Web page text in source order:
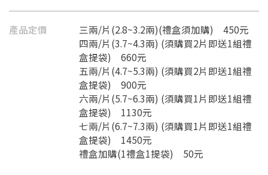
產品定價
三兩/片(2.8~3.2兩)(禮盒須加購) 450元
四兩/片(3.7~4.3兩) (須購買2片即送1組禮
盒提袋) 660元
五兩/片(4.7~5.3兩) (須購買2片即送1組禮
盒提袋) 900元
六兩/片(5.7~6.3兩) (須購買1片即送1組禮
盒提袋) 1130元
七兩/片(6.7~7.3兩) (須購買1片即送1組禮
盒提袋) 1450元
禮盒加購(1禮盒1提袋) 50元